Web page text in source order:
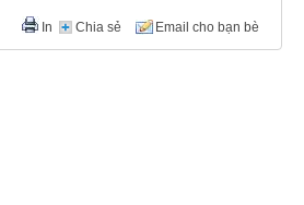
Chia sẻ
In Email cho bạn bè